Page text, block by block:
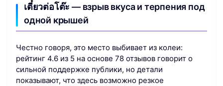
เตี๋ยวต่อโต๊ะ — взрыв вкуса и терпения под
одной крышей
Честно говоря, это место выбивает из колеи:
рейтинг 4.6 из 5 на основе 78 отзывов говорит о
сильной поддержке публики, но детали
показывают, что здесь возможно резкое